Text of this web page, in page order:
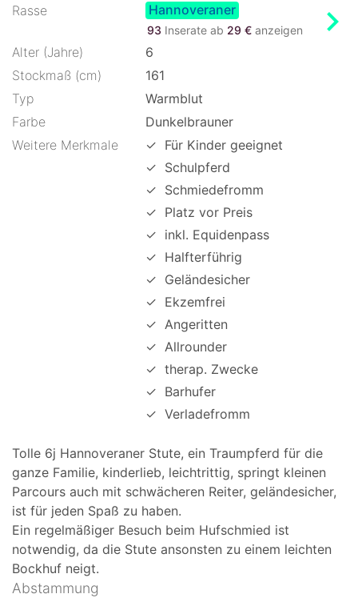
Rasse
Hannoveraner
93 Inserate ab 29 € anzeigen chevron_right
Alter (Jahre)
6
Stockmaß (cm)
161
Typ
Warmblut
Farbe
Dunkelbrauner
Weitere Merkmale
✓ Für Kinder geeignet
✓ Schulpferd
✓ Schmiedefromm
✓ Platz vor Preis
✓ inkl. Equidenpass
✓ Halfterführig
✓ Geländesicher
✓ Ekzemfrei
✓ Angeritten
✓ Allrounder
✓ therap. Zwecke
✓ Barhufer
✓ Verladefromm
Tolle 6j Hannoveraner Stute, ein Traumpferd für die
ganze Familie, kinderlieb, leichtrittig, springt kleinen
Parcours auch mit schwächeren Reiter, geländesicher,
ist für jeden Spaß zu haben.
Ein regelmäßiger Besuch beim Hufschmied ist
notwendig, da die Stute ansonsten zu einem leichten
Bockhuf neigt.
Abstammung